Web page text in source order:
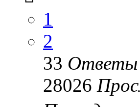
1
2
33 Ответы
28026